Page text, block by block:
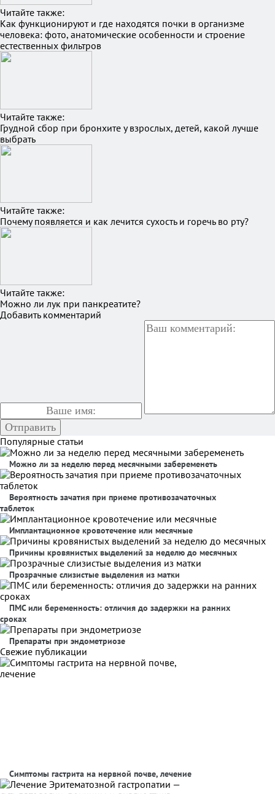
Читайте также:
Как функционируют и где находятся почки в организме
человека: фото, анатомические особенности и строение
естественных фильтров
Читайте также:
Грудной сбор при бронхите у взрослых, детей, какой лучше
выбрать
Читайте также:
Почему появляется и как лечится сухость и горечь во рту?
Читайте также:
Можно ли лук при панкреатите?
Добавить комментарий
Популярные статьи
Можно ли за неделю перед месячными забеременеть
Вероятность зачатия при приеме противозачаточных
таблеток
Имплантационное кровотечение или месячные
Причины кровянистых выделений за неделю до месячных
Прозрачные слизистые выделения из матки
ПМС или беременность: отличия до задержки на ранних
сроках
Препараты при эндометриозе
Свежие публикации
Симптомы гастрита на нервной почве, лечение